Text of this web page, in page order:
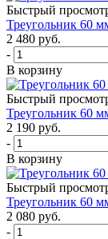
Быстрый
Треугольник 60
2 480 руб.
-
В корзину
Быстрый
Треугольник 60
2 190 руб.
-
В корзину
Быстрый
Треугольник 60
2 080 руб.
-